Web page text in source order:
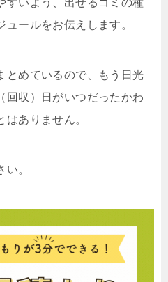
ールをお伝えします。
とめているので、もう日光
回収）日がいつだったかわ
ありません。
。